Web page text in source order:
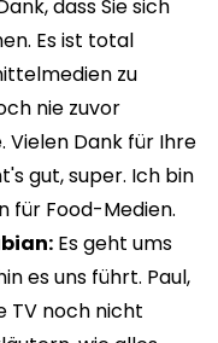
dass Sie sich
Es ist total
zu
nie zuvor
Vielen Dank für Ihre
gut, super. Ich bin
für Food-Medien.
Es geht ums
es uns führt. Paul,
TV noch nicht